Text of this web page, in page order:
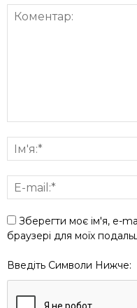
Зберегти моє ім'я, e-
браузері для моїх
Введіть Символи Нижче: